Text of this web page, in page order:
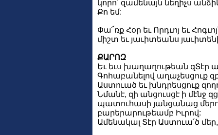
կորո՛ զամենայն նեղիչս
Քո եմ:
Փա՜ռք Հօր եւ Որդւոյ եւ
միշտ եւ յաւիտեանս
ՔԱՐՈԶ
Եւ եւս խաղաղութեան զՏէր
Գոհաբանելով աղաչեսցուք
Աստուած եւ խնդրեսցուք
Նմանէ, զի անցուսցէ ի մէնջ
պատուհասի յանցանաց
բարերարութեամբ Իւրով:
Ամենակալ Տէր Աստուա՛ծ մեր,